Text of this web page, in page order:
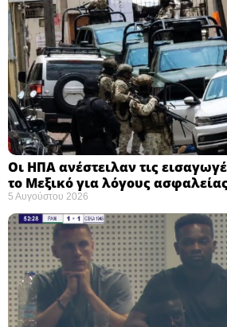
Οι ΗΠΑ ανέστειλαν τις
το Μεξικό για λόγους
5 Αυγούστου 2026